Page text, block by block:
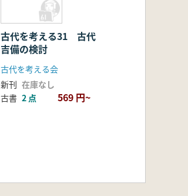
古代を考える31 古代
吉備の検討
古代を考える会
新刊 在庫なし
古書 2 点 569 円~